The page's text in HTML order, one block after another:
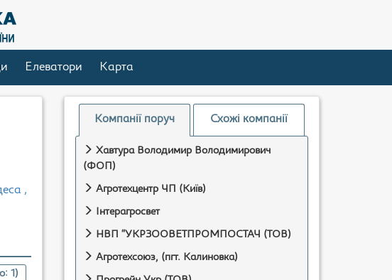
Елеватори Карта
,
1)
Компанії поруч Схожі компанії
Хавтура Володимир Володимирович
(ФОП)
Агротехцентр ЧП (Київ)
Інтерагросвет
НВП “УКРЗООВЕТПРОМПОСТАЧ (ТОВ)
Агротехсоюз, (пгт. Калиновка)